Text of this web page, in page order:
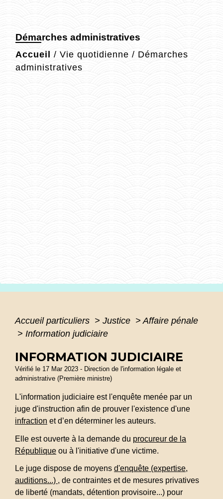
Démarches administratives
Accueil / Vie quotidienne / Démarches
administratives
Accueil particuliers > Justice > Affaire pénale
> Information judiciaire
INFORMATION JUDICIAIRE
Vérifié le 17 Mar 2023 - Direction de l'information légale et
administrative (Première ministre)
L'information judiciaire est l'enquête menée par un
juge d'instruction afin de prouver l'existence d'une
infraction et d’en déterminer les auteurs.
Elle est ouverte à la demande du procureur de la
République ou à l'initiative d'une victime.
Le juge dispose de moyens d'enquête (expertise,
auditions...) , de contraintes et de mesures privatives
de liberté (mandats, détention provisoire...) pour